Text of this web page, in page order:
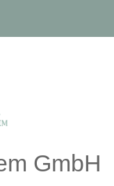
GmbH